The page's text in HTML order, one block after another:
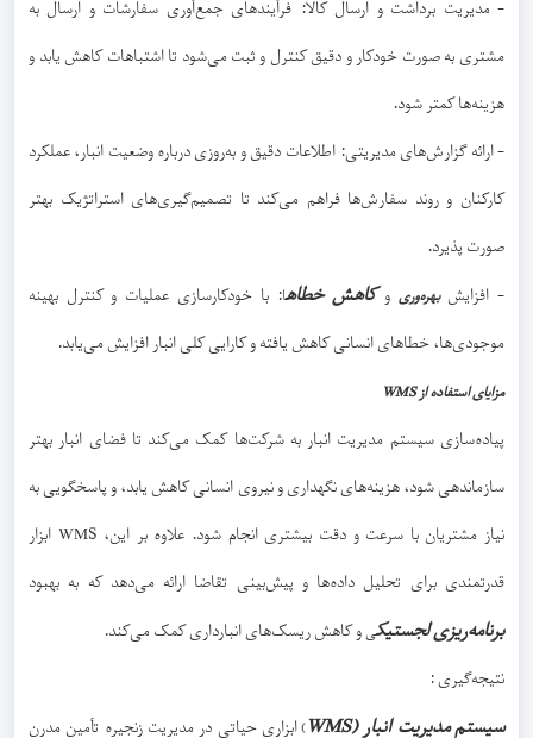
- مدیریت برداشت و ارسال کالا: فرآیندهای جمع‌آوری سفارشات و ارسال به
مشتری به صورت خودکار و دقیق کنترل و ثبت می‌شود تا اشتباهات کاهش یابد و
هزینه‌ها کمتر شود.
- ارائه گزارش‌های مدیریتی: اطلاعات دقیق و به‌روزی درباره وضعیت انبار، عملکرد
کارکنان و روند سفارش‌ها فراهم می‌کند تا تصمیم‌گیری‌های استراتژیک بهتر
صورت پذیرد.
- افزایشبهره‌وری و کاهش خطاها: با خودکارسازی عملیات و کنترل بهینه
موجودی‌ها، خطاهای انسانی کاهش یافته و کارایی کلی انبار افزایش می‌یابد.
مزایای استفاده از WMS
پیاده‌سازی سیستم مدیریت انبار به شرکت‌ها کمک می‌کند تا فضای انبار بهتر
سازماندهی شود، هزینه‌های نگهداری و نیروی انسانی کاهش یابد، و پاسخگویی به
نیاز مشتریان با سرعت و دقت بیشتری انجام شود. علاوه بر این، WMS ابزار
قدرتمندی برای تحلیل داده‌ها و پیش‌بینی تقاضا ارائه می‌دهد که به بهبود
برنامه‌ریزی لجستیکی و کاهش ریسک‌های انبارداری کمک می‌کند.
نتیجه‌گیری :
سیستم مدیریت انبار (WMS )ابزاری حیاتی در مدیریت زنجیره تأمین مدرن